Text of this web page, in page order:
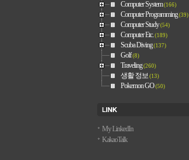
Computer System(166)
Computer Programming(39)
Computer Study(54)
Computer Etc. (189)
Scuba Diving(137)
Golf(8)
Traveling(260)
생활 정보 (13)
Pokemon GO(50)
My LinkedIn
KakaoTalk